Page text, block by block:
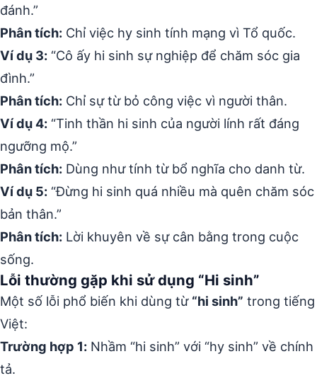
đánh.”
Phân tích: Chỉ việc hy sinh tính mạng vì Tổ quốc.
Ví dụ 3: “Cô ấy hi sinh sự nghiệp để chăm sóc gia
đình.”
Phân tích: Chỉ sự từ bỏ công việc vì người thân.
Ví dụ 4: “Tinh thần hi sinh của người lính rất đáng
ngưỡng mộ.”
Phân tích: Dùng như tính từ bổ nghĩa cho danh từ.
Ví dụ 5: “Đừng hi sinh quá nhiều mà quên chăm sóc
bản thân.”
Phân tích: Lời khuyên về sự cân bằng trong cuộc
sống.
Lỗi thường gặp khi sử dụng “Hi sinh”
Một số lỗi phổ biến khi dùng từ “hi sinh” trong tiếng
Việt:
Trường hợp 1: Nhầm “hi sinh” với “hy sinh” về chính
tả.